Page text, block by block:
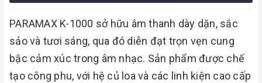
PARAMAX K-1000 sở hữu âm thanh dày dặn, sắc
sảo và tươi sáng, qua đó diễn đạt trọn vẹn cung
bậc cảm xúc trong âm nhạc. Sản phẩm được chế
tạo công phu, với hệ củ loa và các linh kiện cao cấp